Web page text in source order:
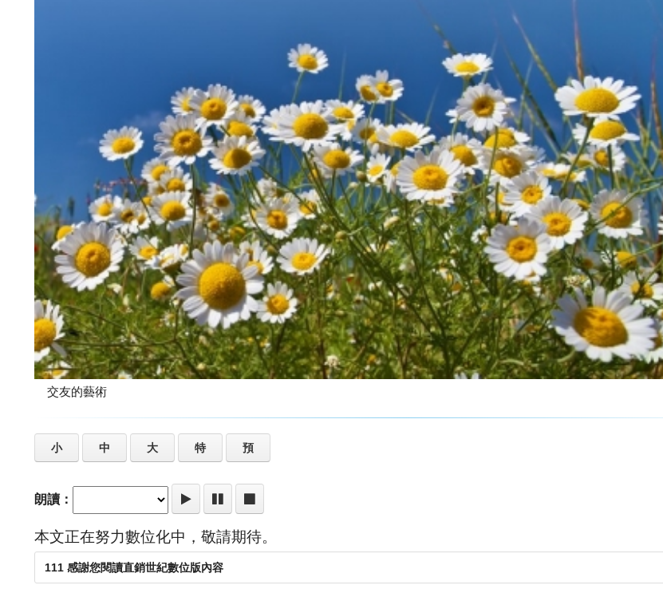
交友的藝術
小 中 大 特 預
朗讀：
本文正在努力數位化中，敬請期待。
111 感謝您閱讀直銷世紀數位版內容